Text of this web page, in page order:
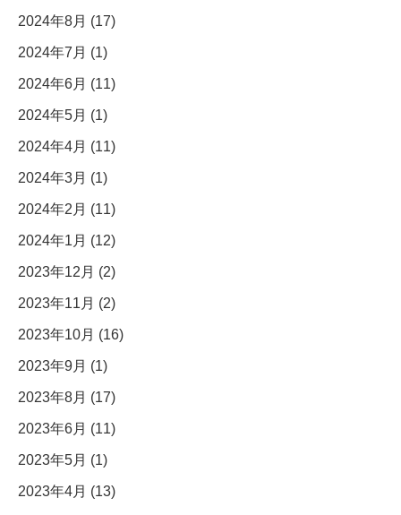
2024年8月 (17)
2024年7月 (1)
2024年6月 (11)
2024年5月 (1)
2024年4月 (11)
2024年3月 (1)
2024年2月 (11)
2024年1月 (12)
2023年12月 (2)
2023年11月 (2)
2023年10月 (16)
2023年9月 (1)
2023年8月 (17)
2023年6月 (11)
2023年5月 (1)
2023年4月 (13)